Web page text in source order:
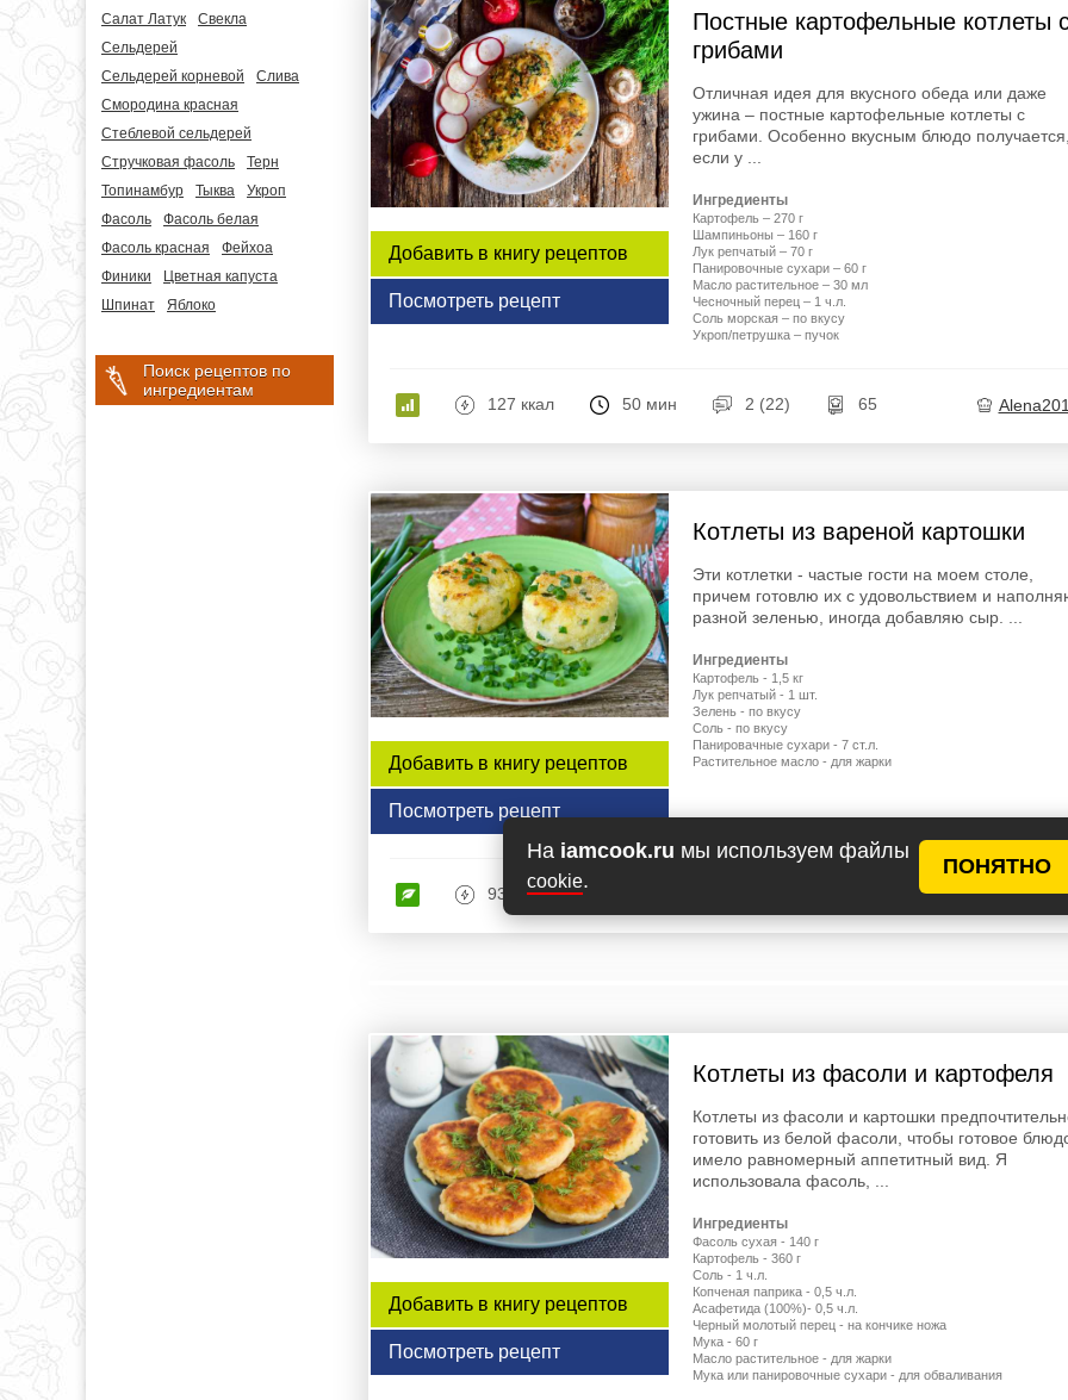
На iamcook.ru мы используем файлы
cookie.
ПОНЯТНО
Салат Латук
Свекла
Сельдерей
Сельдерей корневой
Слива
Смородина красная
Стеблевой сельдерей
Стручковая фасоль
Терн
Топинамбур
Тыква
Укроп
Фасоль
Фасоль белая
Фасоль красная
Фейхоа
Финики
Цветная капуста
Шпинат
Яблоко
Поиск рецептов по
ингредиентам
Добавить в книгу рецептов
Посмотреть рецепт
Постные картофельные котлеты
грибами
Отличная идея для вкусного обеда или даже
ужина – постные картофельные котлеты с
грибами. Особенно вкусным блюдо
если у ...
Ингредиенты
Картофель – 270 г
Шампиньоны – 160 г
Лук репчатый – 70 г
Панировочные сухари – 60 г
Масло растительное – 30 мл
Чесночный перец – 1 ч.л.
Соль морская – по вкусу
Укроп/петрушка – пучок
127 ккал 50 мин 2 (22) 65
Добавить в книгу рецептов
Посмотреть рецепт
Котлеты из вареной картошки
Эти котлетки - частые гости на моем столе,
причем готовлю их с удовольствием и
разной зеленью, иногда добавляю сыр. ...
Ингредиенты
Картофель - 1,5 кг
Лук репчатый - 1 шт.
Зелень - по вкусу
Соль - по вкусу
Панировачные сухари - 7 ст.л.
Растительное масло - для жарки
93 ккал
Добавить в книгу рецептов
Посмотреть рецепт
Котлеты из фасоли и картофеля
Котлеты из фасоли и картошки
готовить из белой фасоли, чтобы готовое
имело равномерный аппетитный вид. Я
использовала фасоль, ...
Ингредиенты
Фасоль сухая - 140 г
Картофель - 360 г
Соль - 1 ч.л.
Копченая паприка - 0,5 ч.л.
Асафетида (100%)- 0,5 ч.л.
Черный молотый перец - на кончике ножа
Мука - 60 г
Масло растительное - для жарки
Мука или панировочные сухари - для обваливания